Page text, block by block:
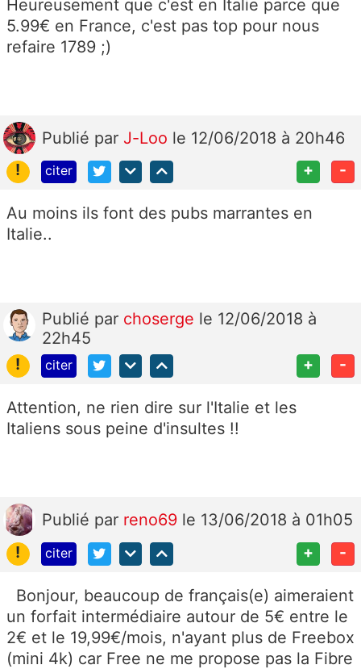
Heureusement que c'est en Italie parce que
5.99€ en France, c'est pas top pour nous
refaire 1789 ;)
Publié par J-Loo le 12/06/2018 à 20h46
!
citer + -
Au moins ils font des pubs marrantes en
Italie..
Publié par choserge le 12/06/2018 à
22h45
!
citer + -
Attention, ne rien dire sur l'Italie et les
Italiens sous peine d'insultes !!
Publié par reno69 le 13/06/2018 à 01h05
!
citer + -
Bonjour, beaucoup de français(e) aimeraient
un forfait intermédiaire autour de 5€ entre le
2€ et le 19,99€/mois, n'ayant plus de Freebox
(mini 4k) car Free ne me propose pas la Fibre